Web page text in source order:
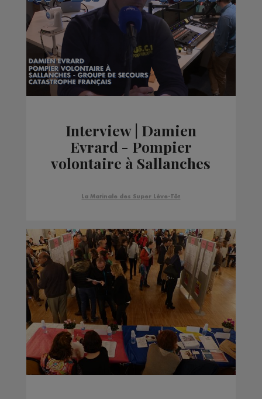
Interview | Damien
Evrard - Pompier
volontaire à Sallanches
Catastrophe Français
La Matinale des Super Lève-Tôt